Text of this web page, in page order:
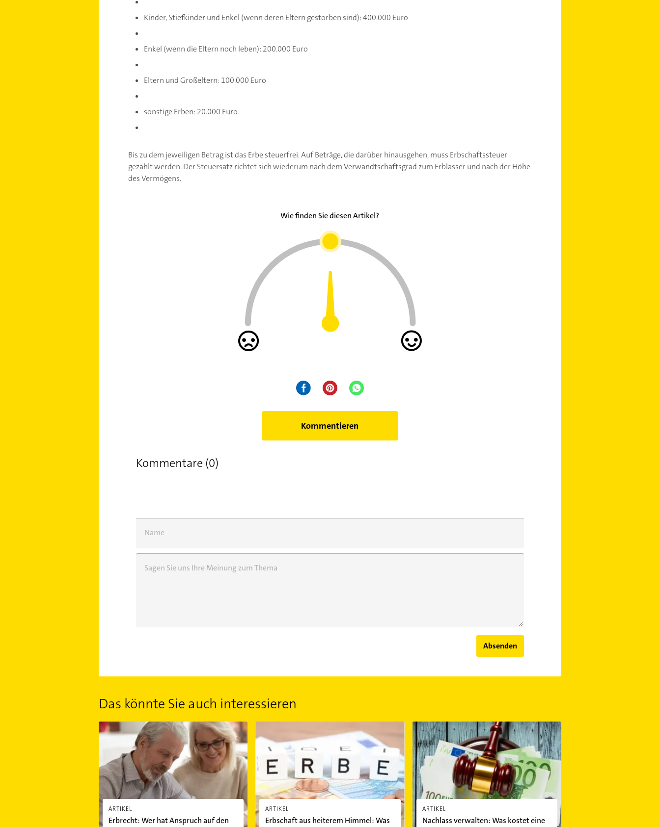
Kinder, Stiefkinder und Enkel (wenn deren Eltern gestorben sind): 400.000 Euro
Enkel (wenn die Eltern noch leben): 200.000 Euro
Eltern und Großeltern: 100.000 Euro
sonstige Erben: 20.000 Euro
Bis zu dem jeweiligen Betrag ist das Erbe steuerfrei. Auf Beträge, die darüber hinausgehen, muss Erbschaftssteuer
gezahlt werden. Der Steuersatz richtet sich wiederum nach dem Verwandtschaftsgrad zum Erblasser und nach der Höhe
des Vermögens.
Wie finden Sie diesen Artikel?
Kommentieren
Kommentare (0)
Name
Sagen Sie uns Ihre Meinung zum Thema
Absenden
Das könnte Sie auch interessieren
ARTIKEL
Erbrecht: Wer hat Anspruch auf den
Erbrecht: Wer hat Anspruch auf den Pflichtteil?
ARTIKEL
Erbschaft aus heiterem Himmel: Was
Erbschaft aus heiterem Himmel: Was jetzt zu tun ist
ARTIKEL
Nachlass verwalten: Was kostet eine
Nachlass verwalten: Was kostet eine Erbschaft eigentlich?